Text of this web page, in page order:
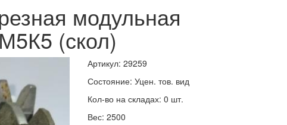
модульная
(скол)
Артикул: 29259
Состояние: Уцен. тов. вид
Кол-во на складах: 0 шт.
Вес: 2500